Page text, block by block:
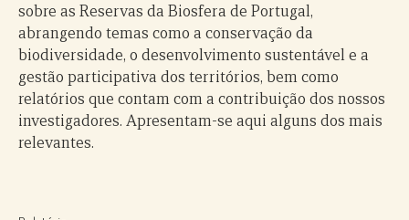
sobre as Reservas da Biosfera de Portugal,
abrangendo temas como a conservação da
biodiversidade, o desenvolvimento sustentável e a
gestão participativa dos territórios, bem como
relatórios que contam com a contribuição dos nossos
investigadores. Apresentam-se aqui alguns dos mais
relevantes.